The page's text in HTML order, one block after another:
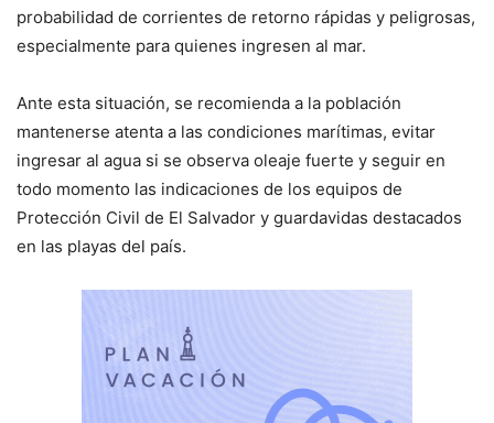
probabilidad de corrientes de retorno rápidas y peligrosas,
especialmente para quienes ingresen al mar.
Ante esta situación, se recomienda a la población
mantenerse atenta a las condiciones marítimas, evitar
ingresar al agua si se observa oleaje fuerte y seguir en
todo momento las indicaciones de los equipos de
Protección Civil de El Salvador y guardavidas destacados
en las playas del país.